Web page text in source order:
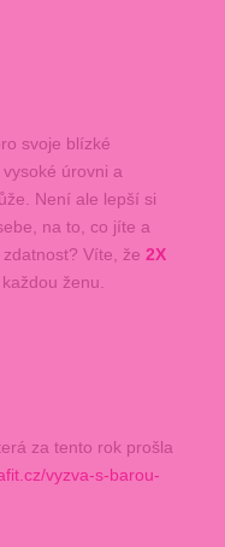
svoje blízké
úrovni a
Není ale lepší si
na to, co jíte a
Víte, že 2X
ženu.
za tento rok prošla
vyzva-s-barou-